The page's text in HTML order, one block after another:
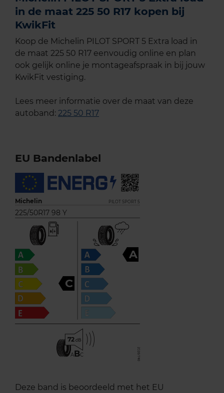
in de maat 225 50 R17 kopen bij
KwikFit
Koop de Michelin PILOT SPORT 5 Extra load in
de maat 225 50 R17 eenvoudig online en plan
ook gelijk online je montageafspraak in bij jouw
KwikFit vestiging.
Lees meer informatie over de maat van deze
autoband: 225 50 R17
EU Bandenlabel
Michelin PILOT SPORT 5
225/50R17 98 Y
C
A
72
ABC
Deze band is beoordeeld met het EU